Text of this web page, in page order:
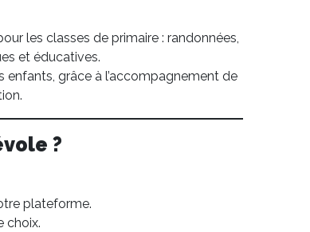
les classes de primaire : randonnées,
et éducatives.
enfants, grâce à l’accompagnement de
?
plateforme.
choix.